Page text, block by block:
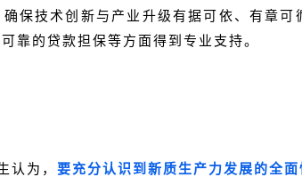
保技术创新与产业升级有据可依、有章
靠的贷款担保等方面得到专业支持。
认为， 要充分认识到新质生产力发展的全